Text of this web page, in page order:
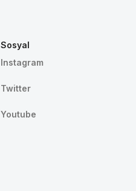
Sosyal
Instagram
Twitter
Youtube